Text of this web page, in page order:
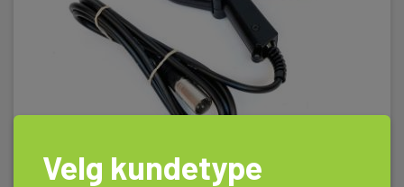
Velg kundetype